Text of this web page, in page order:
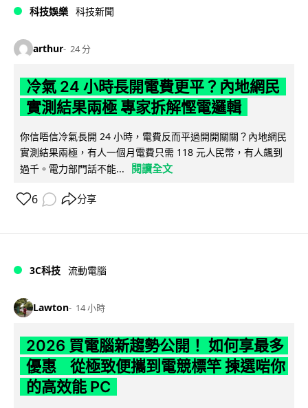
科技娛樂 科技新聞
arthur 24 分
冷氣 24 小時長開電費更平？內地網民
實測結果兩極 專家拆解慳電邏輯
你信唔信冷氣長開 24 小時，電費反而平過開開關關？內地網民
實測結果兩極，有人一個月電費只需 118 元人民幣，有人飆到
過千。電力部門話不能...
閱讀全文
6 分享
3C科技 流動電腦
Lawton 14 小時
2026 買電腦新趨勢公開！ 如何享最多
優惠 從極致便攜到電競標竿 揀選啱你
的高效能 PC